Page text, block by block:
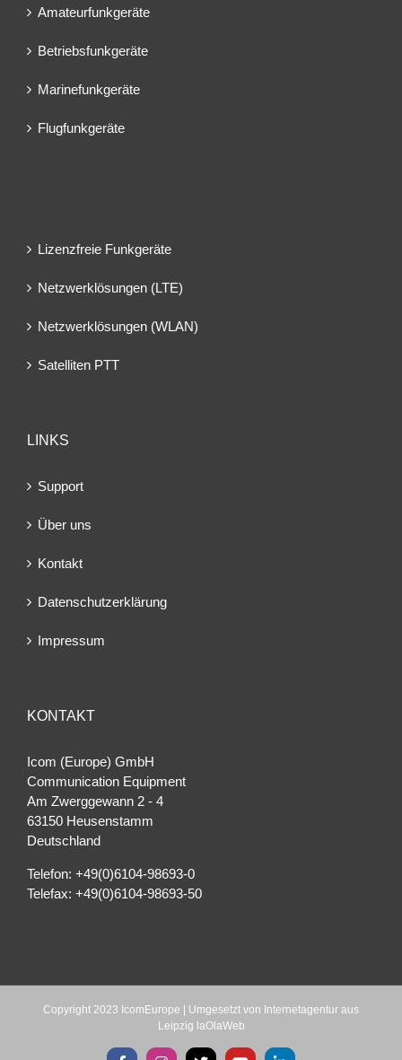
Amateurfunkgeräte
Betriebsfunkgeräte
Marinefunkgeräte
Flugfunkgeräte
Lizenzfreie Funkgeräte
Netzwerklösungen (LTE)
Netzwerklösungen (WLAN)
Satelliten PTT
LINKS
Support
Über uns
Kontakt
Datenschutzerklärung
Impressum
KONTAKT
Icom (Europe) GmbH
Communication Equipment
Am Zwerggewann 2 ‐ 4
63150 Heusenstamm
Deutschland
Telefon: +49(0)6104-98693-0
Telefax: +49(0)6104-98693-50
Copyright 2023 IcomEurope | Umgesetzt von Internetagentur aus
Leipzig laOlaWeb